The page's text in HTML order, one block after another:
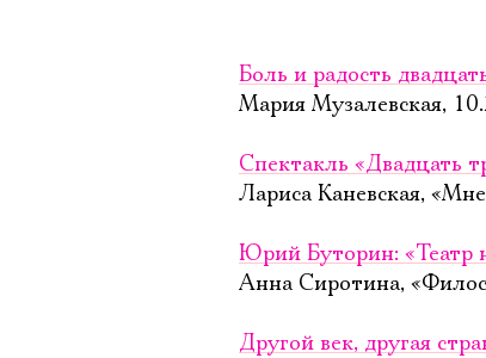
Боль и радость
Мария Музалевская,
Спектакль «Двадцать
Лариса Каневская,
Юрий Буторин: «Театр
Анна Сиротина,
Другой век, другая